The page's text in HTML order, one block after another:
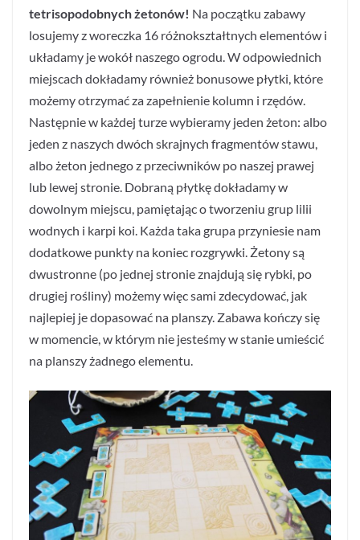
tetrisopodobnych żetonów! Na początku zabawy
losujemy z woreczka 16 różnokształtnych elementów i
układamy je wokół naszego ogrodu. W odpowiednich
miejscach dokładamy również bonusowe płytki, które
możemy otrzymać za zapełnienie kolumn i rzędów.
Następnie w każdej turze wybieramy jeden żeton: albo
jeden z naszych dwóch skrajnych fragmentów stawu,
albo żeton jednego z przeciwników po naszej prawej
lub lewej stronie. Dobraną płytkę dokładamy w
dowolnym miejscu, pamiętając o tworzeniu grup lilii
wodnych i karpi koi. Każda taka grupa przyniesie nam
dodatkowe punkty na koniec rozgrywki. Żetony są
dwustronne (po jednej stronie znajdują się rybki, po
drugiej rośliny) możemy więc sami zdecydować, jak
najlepiej je dopasować na planszy. Zabawa kończy się
w momencie, w którym nie jesteśmy w stanie umieścić
na planszy żadnego elementu.